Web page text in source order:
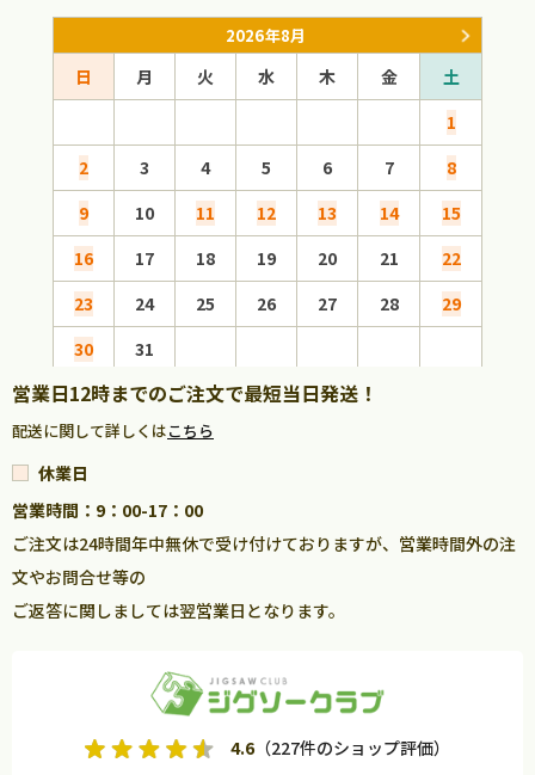
2026年8月
日 月 火 水 木 金
土
1
2
3 4 5 6 7
8
9
10 11 12 13 14
15
16
17 18 19 20 21
22
23
24 25 26 27 28
29
30
31
営業日12時までのご注文で最短当日発送！
配送に関して詳しくはこちら
休業日
営業時間：9：00-17：00
ご注文は24時間年中無休で受け付けておりますが、営業時間外の注
文やお問合せ等の
ご返答に関しましては翌営業日となります。
4.6 （227件のショップ評価）